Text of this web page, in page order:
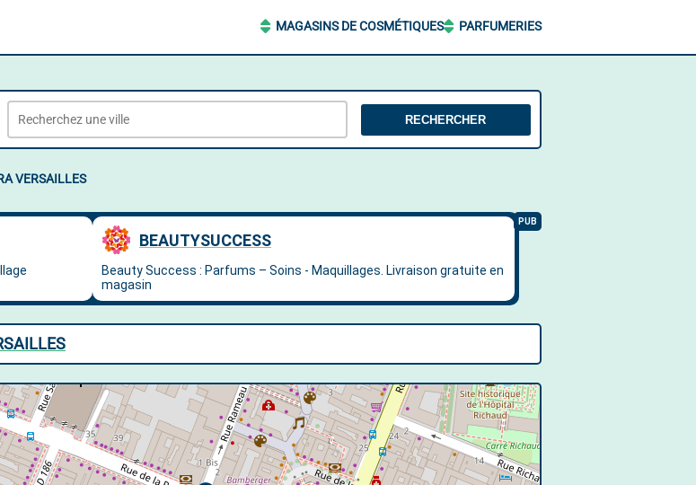
MAGASINS DE COSMÉTIQUES PARFUMERIES
RECHERCHER
VERSAILLES